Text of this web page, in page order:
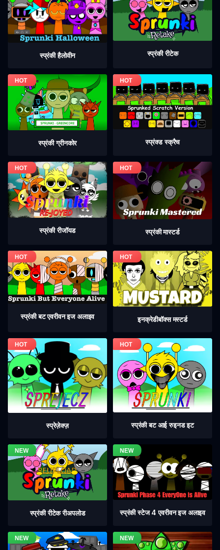
स्प्रंकी हैलोवीन स्प्रंकी रीटेक
स्प्रंकी ग्रीनकोर स्प्रंक्ड स्क्रैच
स्प्रंकी रीजॉयड स्प्रंकी मास्टर्ड
स्प्रंकी बट एवरीवन इज अलाइव इनक्रेडीबॉक्स मस्टर्ड
स्प्रेज़ेक्ज़ स्प्रंकी बट आई रुइनड इट
स्प्रंकी रीटेक रीअपलोड स्प्रंकी स्टेज 4 एवरीवन इज अलाइव